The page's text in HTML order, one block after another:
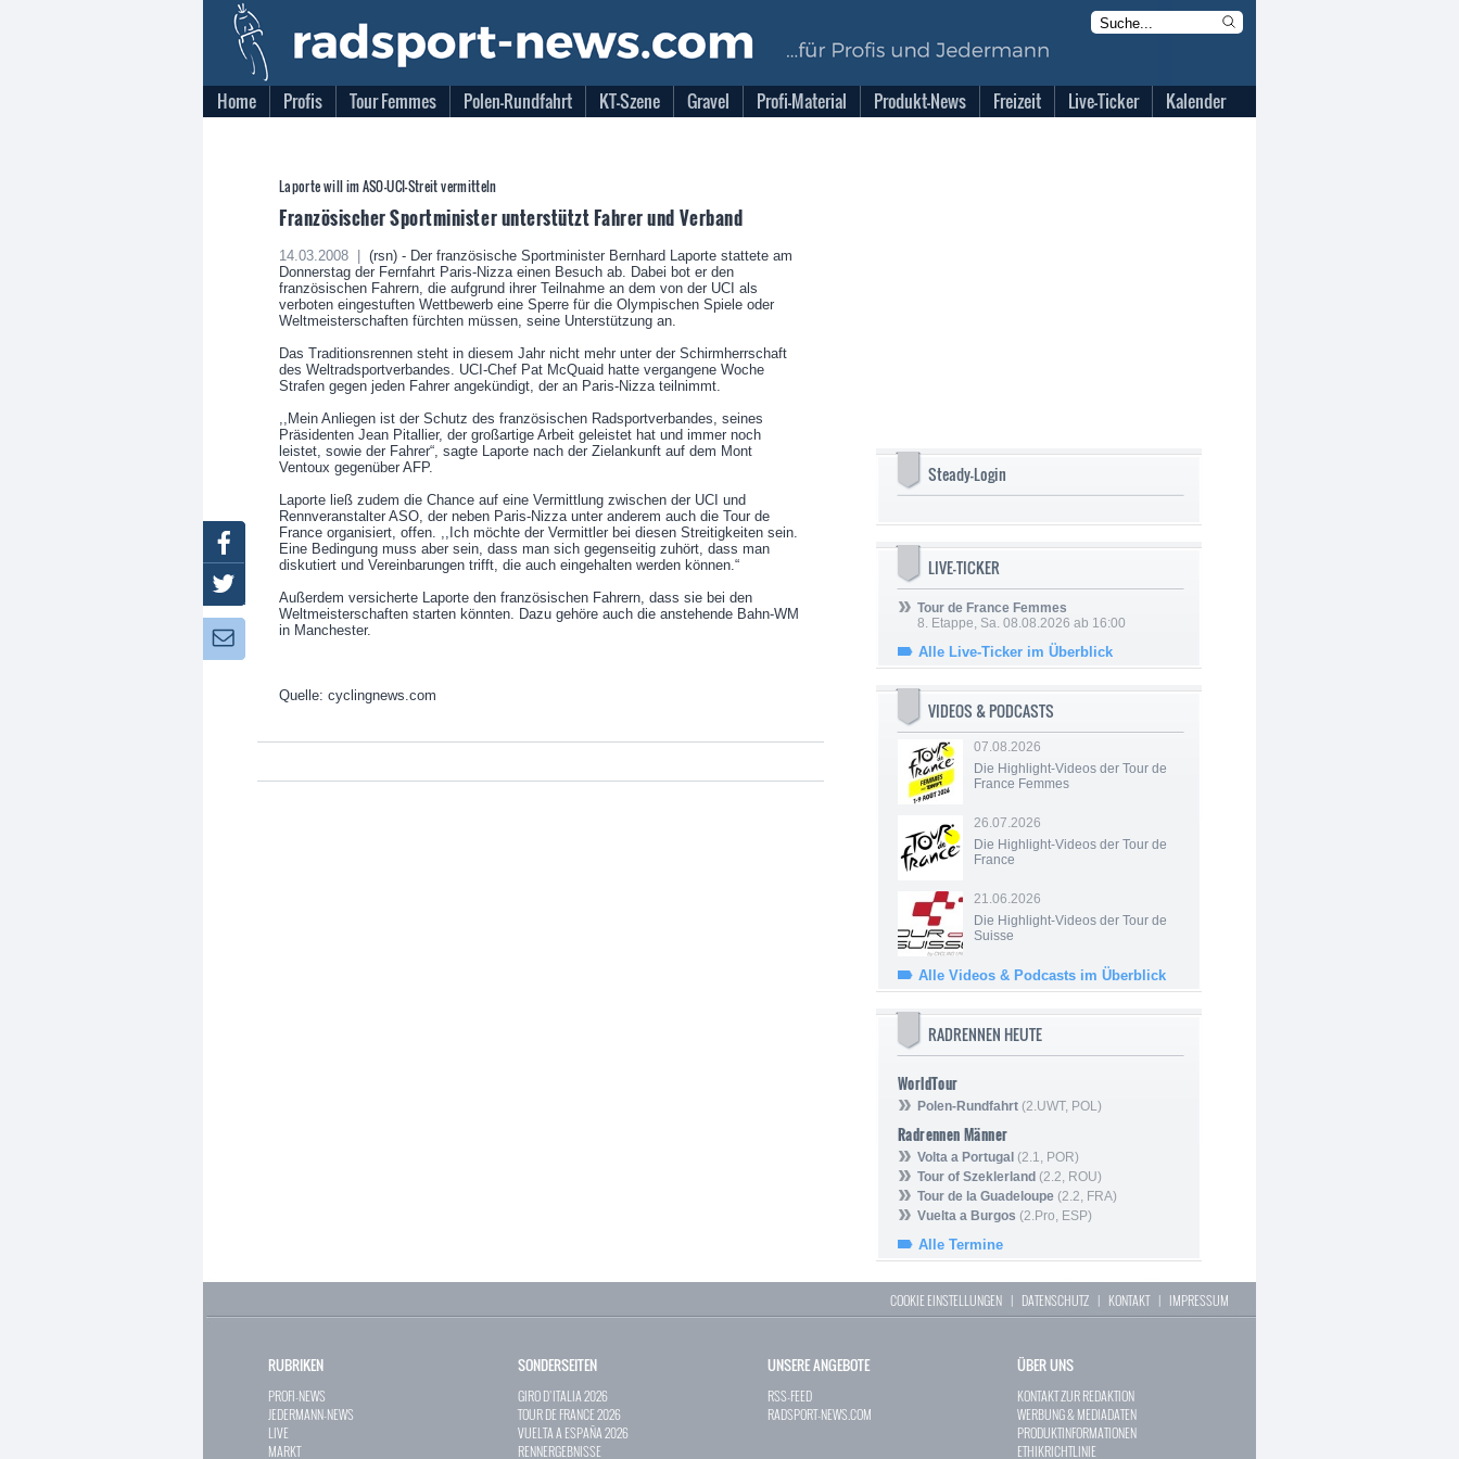
Home Profis Tour Femmes Polen-Rundfahrt KT-Szene Gravel Profi-Material Produkt-News Freizeit Live-Ticker Kalender
Laporte will im ASO-UCI-Streit vermitteln
Französischer Sportminister unterstützt Fahrer und Verband
14.03.2008 |
(rsn) - Der französische Sportminister Bernhard Laporte stattete am
Donnerstag der Fernfahrt Paris-Nizza einen Besuch ab. Dabei bot er den
französischen Fahrern, die aufgrund ihrer Teilnahme an dem von der UCI als
verboten eingestuften Wettbewerb eine Sperre für die Olympischen Spiele oder
Weltmeisterschaften fürchten müssen, seine Unterstützung an.
Das Traditionsrennen steht in diesem Jahr nicht mehr unter der Schirmherrschaft
des Weltradsportverbandes. UCI-Chef Pat McQuaid hatte vergangene Woche
Strafen gegen jeden Fahrer angekündigt, der an Paris-Nizza teilnimmt.
,,Mein Anliegen ist der Schutz des französischen Radsportverbandes, seines
Präsidenten Jean Pitallier, der großartige Arbeit geleistet hat und immer noch
leistet, sowie der Fahrer“, sagte Laporte nach der Zielankunft auf dem Mont
Ventoux gegenüber AFP.
Laporte ließ zudem die Chance auf eine Vermittlung zwischen der UCI und
Rennveranstalter ASO, der neben Paris-Nizza unter anderem auch die Tour de
France organisiert, offen. ,,Ich möchte der Vermittler bei diesen Streitigkeiten sein.
Eine Bedingung muss aber sein, dass man sich gegenseitig zuhört, dass man
diskutiert und Vereinbarungen trifft, die auch eingehalten werden können.“
Außerdem versicherte Laporte den französischen Fahrern, dass sie bei den
Weltmeisterschaften starten könnten. Dazu gehöre auch die anstehende Bahn-WM
in Manchester.
Quelle: cyclingnews.com
Steady-Login
LIVE-TICKER
Tour de France Femmes
8. Etappe, Sa. 08.08.2026 ab 16:00
Alle Live-Ticker im Überblick
VIDEOS & PODCASTS
07.08.2026
Die Highlight-Videos der Tour de
France Femmes
26.07.2026
Die Highlight-Videos der Tour de
France
21.06.2026
Die Highlight-Videos der Tour de
Suisse
Alle Videos & Podcasts im Überblick
RADRENNEN HEUTE
WorldTour
Polen-Rundfahrt (2.UWT, POL)
Radrennen Männer
Volta a Portugal (2.1, POR)
Tour of Szeklerland (2.2, ROU)
Tour de la Guadeloupe (2.2, FRA)
Vuelta a Burgos (2.Pro, ESP)
Alle Termine
Facebook
Newsletter:
COOKIE EINSTELLUNGEN | DATENSCHUTZ | KONTAKT| IMPRESSUM
RUBRIKEN
PROFI-NEWS
JEDERMANN-NEWS
LIVE
MARKT
SONDERSEITEN
GIRO D`ITALIA 2026
TOUR DE FRANCE 2026
VUELTA A ESPAÑA 2026
RENNERGEBNISSE
UNSERE ANGEBOTE
RSS-FEED
RADSPORT-NEWS.COM
ÜBER UNS
KONTAKT ZUR REDAKTION
WERBUNG & MEDIADATEN
PRODUKTINFORMATIONEN
ETHIKRICHTLINIE